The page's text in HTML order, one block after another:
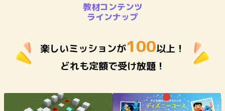
教材コンテンツ
ラインナップ
楽しいミッションが100以上！
どれも定額で受け放題！